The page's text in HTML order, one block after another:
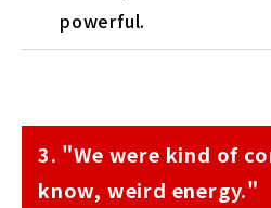
powerful.
3. "We were kind of
know, weird energy."